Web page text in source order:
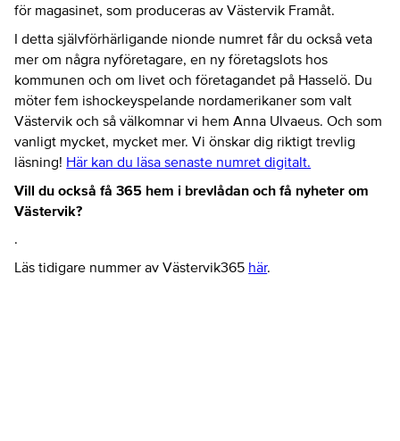
för magasinet, som produceras av Västervik Framåt.
I detta självförhärligande nionde numret får du också veta
mer om några nyföretagare, en ny företagslots hos
kommunen och om livet och företagandet på Hasselö. Du
möter fem ishockeyspelande nordamerikaner som valt
Västervik och så välkomnar vi hem Anna Ulvaeus. Och som
vanligt mycket, mycket mer. Vi önskar dig riktigt trevlig
läsning! Här kan du läsa senaste numret digitalt.
Vill du också få 365 hem i brevlådanoch få nyheter om
Västervik?
.
Läs tidigare nummer av Västervik365 här.